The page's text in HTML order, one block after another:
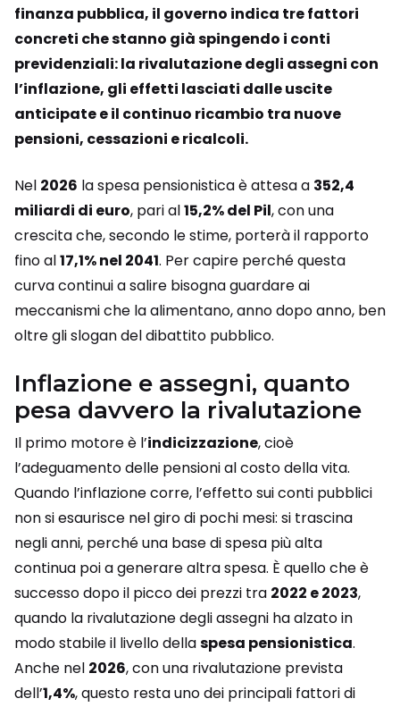
finanza pubblica, il governo indica tre fattori
concreti che stanno già spingendo i conti
previdenziali: la rivalutazione degli assegni con
l’inflazione, gli effetti lasciati dalle uscite
anticipate e il continuo ricambio tra nuove
pensioni, cessazioni e ricalcoli.
Nel 2026 la spesa pensionistica è attesa a 352,4
miliardi di euro, pari al15,2% del Pil, con una
crescita che, secondo le stime, porterà il rapporto
fino al17,1% nel 2041. Per capire perché questa
curva continui a salire bisogna guardare ai
meccanismi che la alimentano, anno dopo anno, ben
oltre gli slogan del dibattito pubblico.
Inflazione e assegni, quanto
pesa davvero la rivalutazione
Il primo motore è l’indicizzazione, cioè
l’adeguamento delle pensioni al costo della vita.
Quando l’inflazione corre, l’effetto sui conti pubblici
non si esaurisce nel giro di pochi mesi: si trascina
negli anni, perché una base di spesa più alta
continua poi a generare altra spesa. È quello che è
successo dopo il picco dei prezzi tra 2022 e 2023,
quando la rivalutazione degli assegni ha alzato in
modo stabile il livello dellaspesa pensionistica.
Anche nel 2026, con una rivalutazione prevista
dell’1,4%, questo resta uno dei principali fattori di